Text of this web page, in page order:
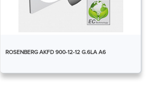
ROSENBERG AKFD 900-12-12 G.6LA A6